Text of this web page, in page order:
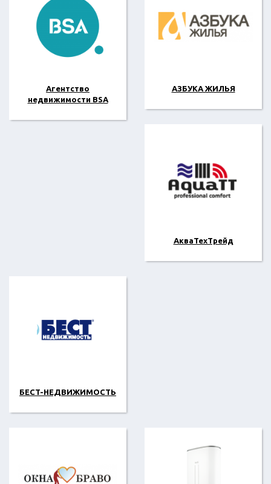
Агентство
недвижимости BSA
АЗБУКА ЖИЛЬЯ
АкваТехТрейд
БECT-НЕДВИЖИМОСТЬ